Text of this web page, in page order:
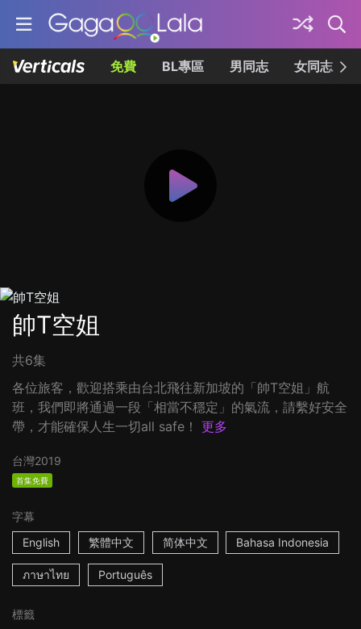
免費 BL專區 男同志 女同志
帥T空姐
共6集
各位旅客，歡迎搭乘由台北飛往新加坡的「帥T空姐」航
班，我們即將通過一段「相當不穩定」的氣流，請繫好安全
帶，才能確保人生一切all safe！ 更多
台灣2019
首集免費
字幕
English
繁體中文 简体中文 Bahasa Indonesia
ภาษาไทย Português
標籤